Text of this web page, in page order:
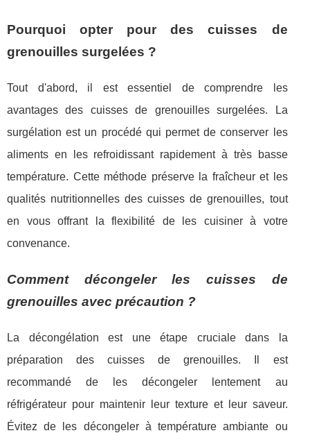
Pourquoi opter pour des cuisses de
grenouilles surgelées ?
Tout d'abord, il est essentiel de comprendre les
avantages des cuisses de grenouilles surgelées. La
surgélation est un procédé qui permet de conserver les
aliments en les refroidissant rapidement à très basse
température. Cette méthode préserve la fraîcheur et les
qualités nutritionnelles des cuisses de grenouilles, tout
en vous offrant la flexibilité de les cuisiner à votre
convenance.
Comment décongeler les cuisses de
grenouilles avec précaution ?
La décongélation est une étape cruciale dans la
préparation des cuisses de grenouilles. Il est
recommandé de les décongeler lentement au
réfrigérateur pour maintenir leur texture et leur saveur.
Évitez de les décongeler à température ambiante ou